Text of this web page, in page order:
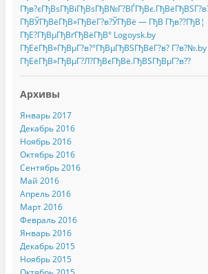
ГђВЎГђВёГђВ»ГђВёГ?в?ЎГђВё — ГђВ Гђв??ГђВ¦
ГђЕ?ГђВµГђВґГђВёГђВ° Logoysk.by
ГђЕёГђВ»ГђВµГ?в?°ГђВµГђВЅГђВёГ?в? Г?в?№.by
ГђЕёГђВ»ГђВµГ?Л?ГђВєГђВё.ГђВЅГђВµГ?в??
Архивы
Январь 2017
Декабрь 2016
Ноябрь 2016
Октябрь 2016
Сентябрь 2016
Май 2016
Апрель 2016
Март 2016
Февраль 2016
Январь 2016
Декабрь 2015
Ноябрь 2015